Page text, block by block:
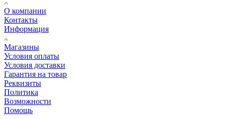
О компании
Контакты
Информация
Магазины
Условия оплаты
Условия доставки
Гарантия на товар
Реквизиты
Политика
Возможности
Помощь